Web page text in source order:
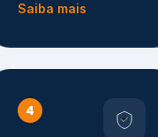
Saiba mais
4